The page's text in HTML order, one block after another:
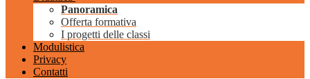
Panoramica
Offerta formativa
I progetti delle classi
Modulistica
Privacy
Contatti